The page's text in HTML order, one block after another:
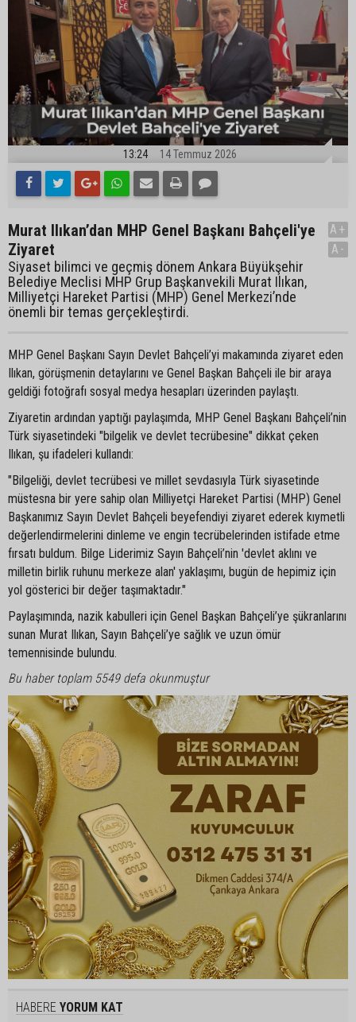
13:24 14 Temmuz 2026
Murat Ilıkan’dan MHP Genel Başkanı Bahçeli'ye
Ziyaret
Siyaset bilimci ve geçmiş dönem Ankara Büyükşehir
Belediye Meclisi MHP Grup Başkanvekili Murat Ilıkan,
Milliyetçi Hareket Partisi (MHP) Genel Merkezi’nde
önemli bir temas gerçekleştirdi.
A+
A-
MHP Genel Başkanı Sayın Devlet Bahçeli’yi makamında ziyaret eden
Ilıkan, görüşmenin detaylarını ve Genel Başkan Bahçeli ile bir araya
geldiği fotoğrafı sosyal medya hesapları üzerinden paylaştı.
Ziyaretin ardından yaptığı paylaşımda, MHP Genel Başkanı Bahçeli’nin
Türk siyasetindeki "bilgelik ve devlet tecrübesine" dikkat çeken
Ilıkan, şu ifadeleri kullandı:
"Bilgeliği, devlet tecrübesi ve millet sevdasıyla Türk siyasetinde
müstesna bir yere sahip olan Milliyetçi Hareket Partisi (MHP) Genel
Başkanımız Sayın Devlet Bahçeli beyefendiyi ziyaret ederek kıymetli
değerlendirmelerini dinleme ve engin tecrübelerinden istifade etme
fırsatı buldum. Bilge Liderimiz Sayın Bahçeli’nin 'devlet aklını ve
milletin birlik ruhunu merkeze alan' yaklaşımı, bugün de hepimiz için
yol gösterici bir değer taşımaktadır."
Paylaşımında, nazik kabulleri için Genel Başkan Bahçeli’ye şükranlarını
sunan Murat Ilıkan, Sayın Bahçeli’ye sağlık ve uzun ömür
temennisinde bulundu.
Bu haber toplam 5549 defa okunmuştur
HABERE YORUM KAT